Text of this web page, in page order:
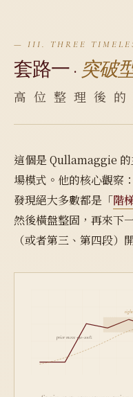
— III. THREE
套路一 · 突破
高 位 整 理 後 的
這個是 Qullamaggie
場模式。他的核心觀察
發現絕大多數都是「階
然後橫盤整固，再來下
（或者第三、第四段）
prior move +30~100%
tight